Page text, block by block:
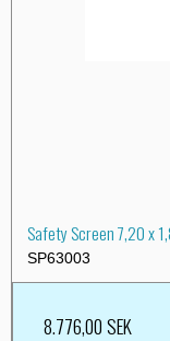
Safety Screen 7,20 x
SP63003
8.776,00 SEK